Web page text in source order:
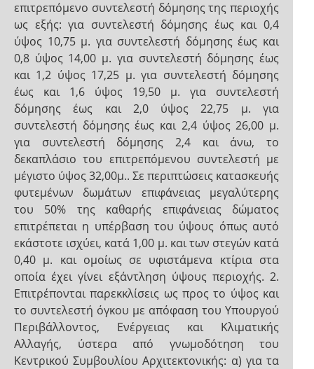
επιτρεπόμενο συντελεστή δόμησης της περιοχής
ως εξής: για συντελεστή δόμησης έως και 0,4
ύψος 10,75 μ. για συντελεστή δόμησης έως και
0,8 ύψος 14,00 μ. για συντελεστή δόμησης έως
και 1,2 ύψος 17,25 μ. για συντελεστή δόμησης
έως και 1,6 ύψος 19,50 μ. για συντελεστή
δόμησης έως και 2,0 ύψος 22,75 μ. για
συντελεστή δόμησης έως και 2,4 ύψος 26,00 μ.
για συντελεστή δόμησης 2,4 και άνω, το
δεκαπλάσιο του επιτρεπόμενου συντελεστή με
μέγιστο ύψος 32,00μ.. Σε περιπτώσεις κατασκευής
φυτεμένων δωμάτων επιφάνειας μεγαλύτερης
του 50% της καθαρής επιφάνειας δώματος
επιτρέπεται η υπέρβαση του ύψους όπως αυτό
εκάστοτε ισχύει, κατά 1,00 μ. και των στεγών κατά
0,40 μ. και ομοίως σε υφιστάμενα κτίρια στα
οποία έχει γίνει εξάντληση ύψους περιοχής. 2.
Επιτρέπονται παρεκκλίσεις ως προς το ύψος και
το συντελεστή όγκου με απόφαση του Υπουργού
Περιβάλλοντος, Ενέργειας και Κλιματικής
Αλλαγής, ύστερα από γνωμοδότηση του
Κεντρικού Συμβουλίου Αρχιτεκτονικής: α) για τα